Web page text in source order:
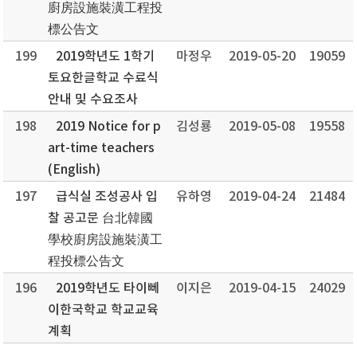
廚房設施裝潢工程投
標公告文
199
2019학년도 1학기
토요한글학교 수료식
안내 및 수요조사
마정우 2019-05-20 19059
198
2019 Notice for p
art-time teachers
(English)
김성룡 2019-05-08 19558
197
급식실 조성공사 입
찰 공고문 台北韓國
學校廚房設施裝潢工
程投標公告文
유하영 2019-04-24 21484
196
2019학년도 타이뻬
이한국학교 학교교육
계획
이지은 2019-04-15 24029